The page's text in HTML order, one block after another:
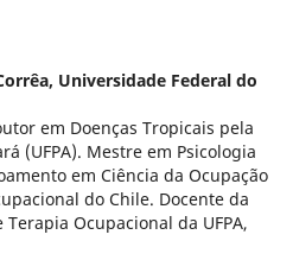
Universidade Federal do
em Doenças Tropicais pela
(UFPA). Mestre em Psicologia
em Ciência da Ocupação
do Chile. Docente da
Ocupacional da UFPA,